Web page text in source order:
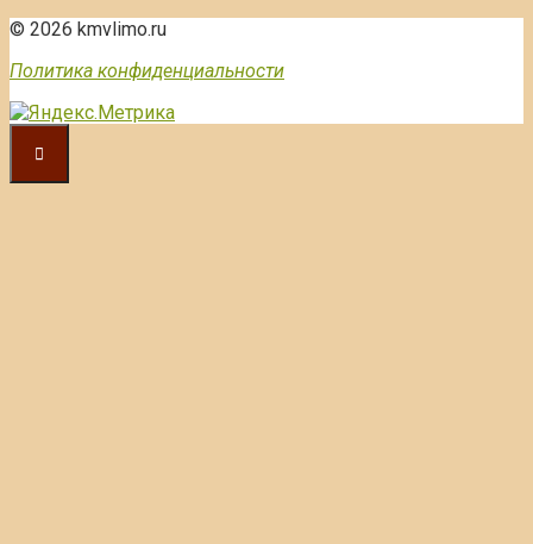
© 2026 kmvlimo.ru
Политика конфиденциальности